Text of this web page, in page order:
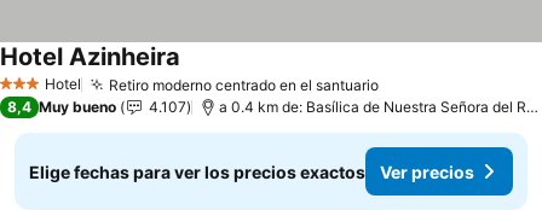
3 Estrellas
Hotel Retiro moderno centrado en el santuarioVer precios
Hotel Azinheira
8,4 Muy bueno 4.107 a 0.4 km de: Basílica de Nuestra Señora del
Elige fechas para ver los precios exactos Ver precios